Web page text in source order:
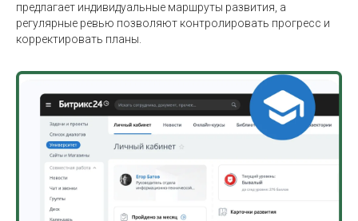
предлагает индивидуальные маршруты развития, а
регулярные ревью позволяют контролировать прогресс и
корректировать планы.